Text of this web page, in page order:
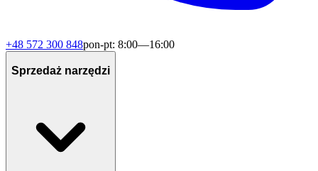
+48 572 300 848pon-pt: 8:00—16:00
Sprzedaż narzędzi